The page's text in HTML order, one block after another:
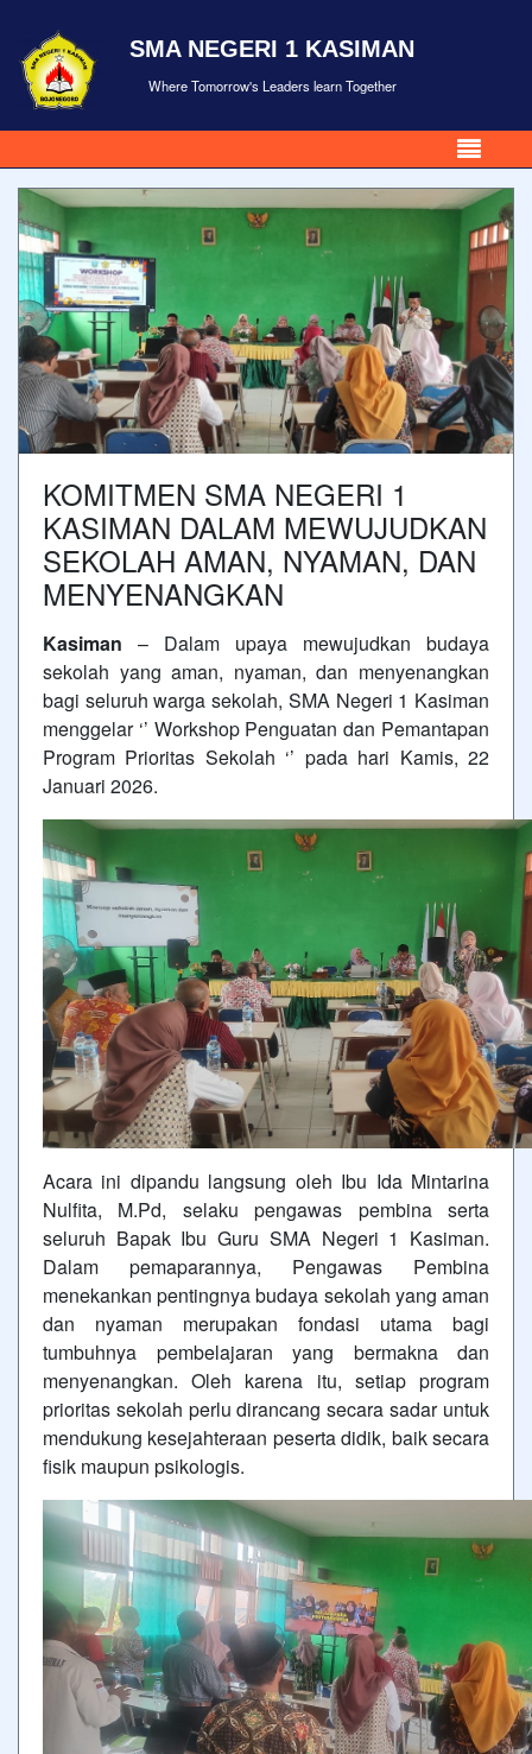
SMA NEGERI 1 KASIMAN
Where Tomorrow's Leaders learn Together
KOMITMEN SMA NEGERI 1
KASIMAN DALAM MEWUJUDKAN
SEKOLAH AMAN, NYAMAN, DAN
MENYENANGKAN
Kasiman – Dalam upaya mewujudkan budaya
sekolah yang aman, nyaman, dan menyenangkan
bagi seluruh warga sekolah, SMA Negeri 1 Kasiman
menggelar ‘’ Workshop Penguatan dan Pemantapan
Program Prioritas Sekolah ‘’ pada hari Kamis, 22
Januari 2026.
Acara ini dipandu langsung oleh Ibu Ida Mintarina
Nulfita, M.Pd, selaku pengawas pembina serta
seluruh Bapak Ibu Guru SMA Negeri 1 Kasiman.
Dalam pemaparannya, Pengawas Pembina
menekankan pentingnya budaya sekolah yang aman
dan nyaman merupakan fondasi utama bagi
tumbuhnya pembelajaran yang bermakna dan
menyenangkan. Oleh karena itu, setiap program
prioritas sekolah perlu dirancang secara sadar untuk
mendukung kesejahteraan peserta didik, baik secara
fisik maupun psikologis.